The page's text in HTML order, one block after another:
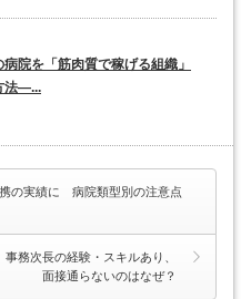
院を「筋肉質で稼げる組織」
法―...
携の実績に 病院類型別の注意点
務次長の経験・スキルあり、
面接通らないのはなぜ？